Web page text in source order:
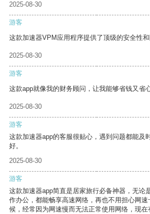
2025-08-30
游客
这款加速器VPM应用程序提供了顶级的安全性和
2025-08-30
游客
这款app就像我的财务顾问，让我能够省钱又省心
2025-08-30
游客
这款加速器app的客服很贴心，遇到问题都能及
好。
2025-08-30
游客
这款加速器app简直是居家旅行必备神器，无论
作办公，都能畅享高速网络，再也不用担心网
候，经常因为网速慢而无法正常使用网络，现